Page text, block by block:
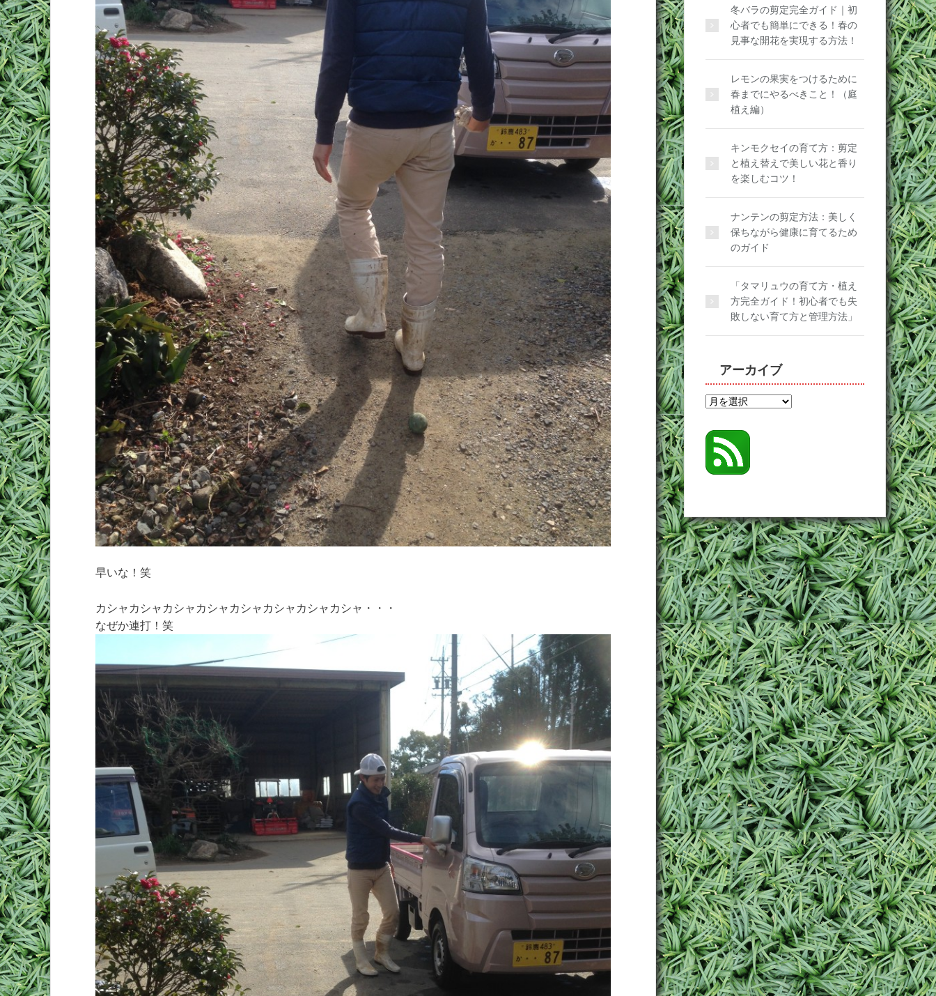
早いな！笑
カシャカシャカシャカシャカシャカシャカシャカシャ・・・
なぜか連打！笑
冬バラの剪定完全ガイド｜初
心者でも簡単にできる！春の
見事な開花を実現する方法！
レモンの果実をつけるために
春までにやるべきこと！（庭
植え編）
キンモクセイの育て方：剪定
と植え替えで美しい花と香り
を楽しむコツ！
ナンテンの剪定方法：美しく
保ちながら健康に育てるため
のガイド
「タマリュウの育て方・植え
方完全ガイド！初心者でも失
敗しない育て方と管理方法」
アーカイブ
ア
カ
イ
ブ